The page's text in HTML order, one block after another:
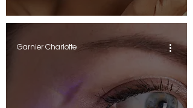
Garnier Charlotte